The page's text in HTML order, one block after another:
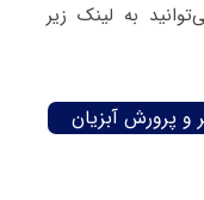
آزاد اسلامی در سال ۱۴۰۴ می‌توانید به لینک زیر
پرورش آبزیان